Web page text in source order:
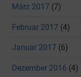
März 2017 (7)
Februar 2017 (4)
Januar 2017 (6)
Dezember 2016 (4)